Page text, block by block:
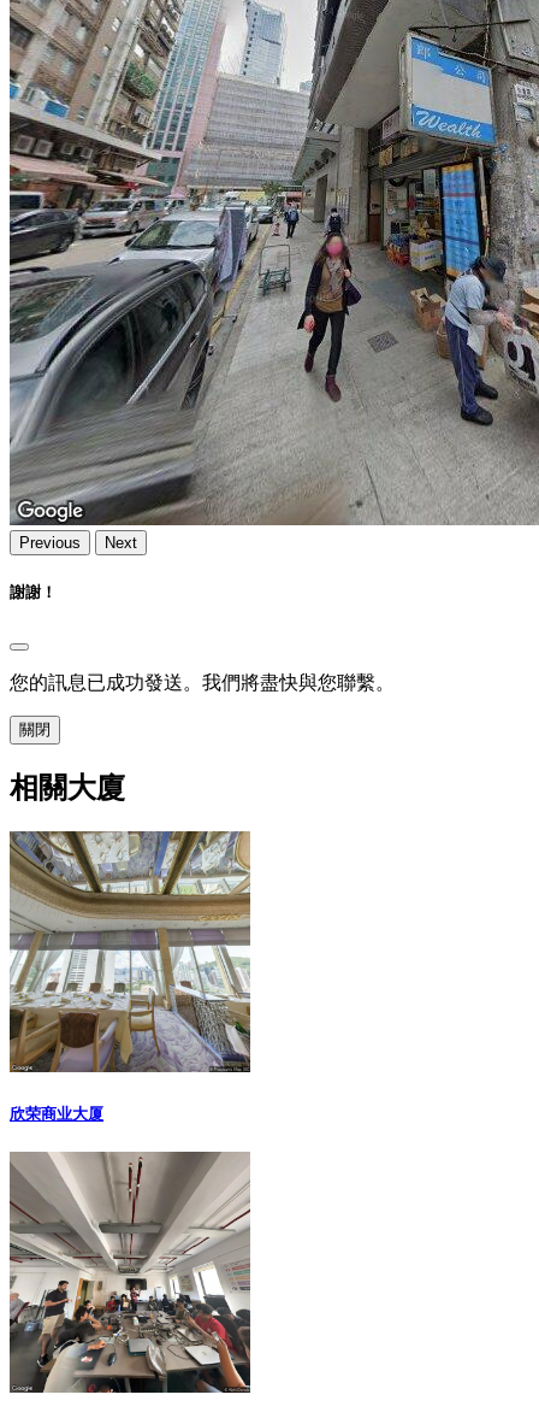
Previous Next
謝謝！
您的訊息已成功發送。我們將盡快與您聯繫。
關閉
相關大廈
欣荣商业大厦